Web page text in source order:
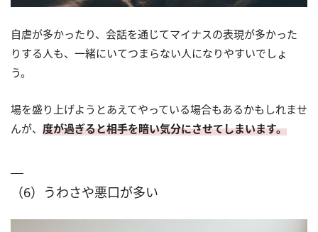
自虐が多かったり、会話を通じてマイナスの表現が多かった
りする人も、一緒にいてつまらない人になりやすいでしょ
う。
場を盛り上げようとあえてやっている場合もあるかもしれませ
んが、 度が過ぎると相手を暗い気分にさせてしまいます。
（6）うわさや悪口が多い